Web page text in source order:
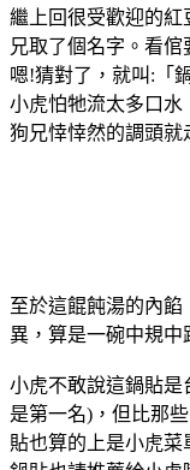
繼上回很受歡迎的紅
兄取了個名字。看倌
嗯!猜對了，就叫:「
小虎怕牠流太多口水
狗兄悻悻然的調頭就
至於這餛飩湯的內
異，算是一碗中規中
小虎不敢說這鍋貼是
是第一名)，但比那
貼也算的上是小虎